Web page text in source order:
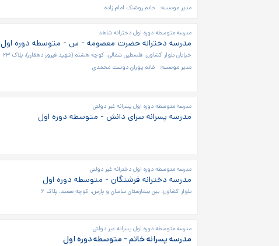
مدیر موسسه: خانم روشنک امام زاده
مدرسه متوسطه دوره اول دخترانه شاهد
مدرسه دخترانه حضرت معصومه - س - متوسطه دوره اول
خیابان بلوار کشاورز، فلسطین شمالی، کوچه هشتم (شهید فیروز دهقان)، پلاک ۲۳
مدیر موسسه: خانم پوران دوست محمدی
مدرسه متوسطه دوره اول پسرانه غیر دولتی
مدرسه پسرانه سرای دانش - متوسطه دوره اول
مدرسه متوسطه دوره اول دخترانه غیر دولتی
مدرسه دخترانه فرشتگان - متوسطه دوره اول
بلوار کشاورز، بین بیمارستان ساسان و پارس، کوچه سعید، پلاک ۶
مدرسه متوسطه دوره اول پسرانه غیر دولتی
مدرسه پسرانه خاتم - متوسطه دوره اول